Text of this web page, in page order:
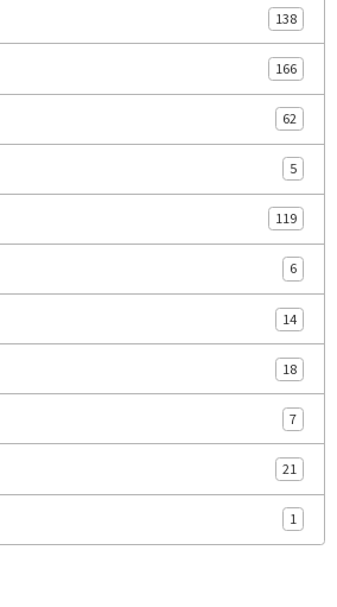
138
166
62
5
119
6
14
18
7
21
1